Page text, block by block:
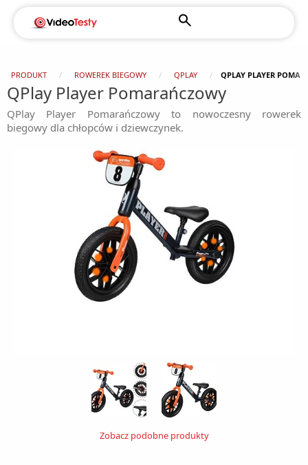
PRODUKT ROWEREK BIEGOWY QPLAY QPLAY PLAYER
QPlay Player Pomarańczowy
QPlay Player Pomarańczowy to nowoczesny rowerek
biegowy dla chłopców i dziewczynek.
Zobacz podobne produkty